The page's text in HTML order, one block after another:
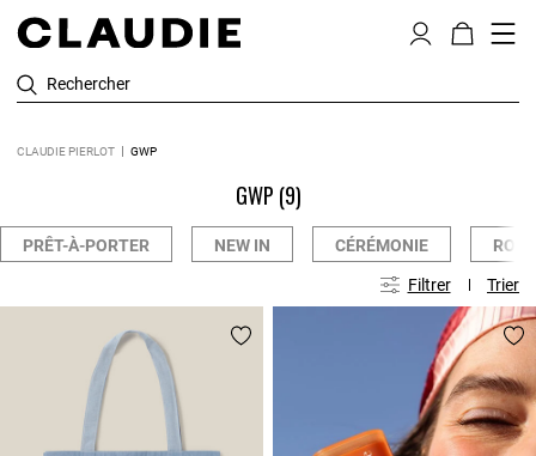
Rechercher
CLAUDIE PIERLOT GWP
GWP (9)
PRÊT-À-PORTER NEW IN CÉRÉMONIE
Filtrer Trier